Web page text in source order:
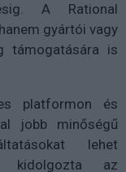
A Rational
gyártói vagy
támogatására is
platformon és
jobb minőségű
lehet
kidolgozta az